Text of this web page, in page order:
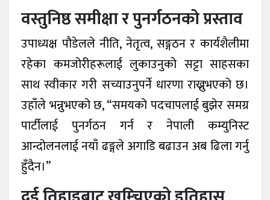
वस्तुनिष्ठ समीक्षा र पुनर्गठनको प्रस्ताव
उपाध्यक्ष पौडेलले नीति, नेतृत्व, सङ्गठन र कार्यशैलीमा
रहेका कमजोरीहरूलाई लुकाउनुको सट्टा साहसका
साथ स्वीकार गरी सच्याउनुपर्ने धारणा राख्नुभएको छ।
उहाँले भन्नुभएको छ, “समयको पदचापलाई बुझेर समग्र
पार्टीलाई पुनर्गठन गर्न र नेपाली कम्युनिस्ट
आन्दोलनलाई नयाँ ढङ्गले अगाडि बढाउन अब ढिला गर्नु
हुँदैन।”